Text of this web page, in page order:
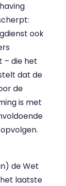
ook
– die het
dat de
de
is met
de Wet
het laatste